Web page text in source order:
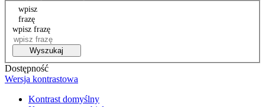
wpisz
frazę
wpisz frazę
Wyszukaj
Dostępność
Wersja kontrastowa
Kontrast domyślny